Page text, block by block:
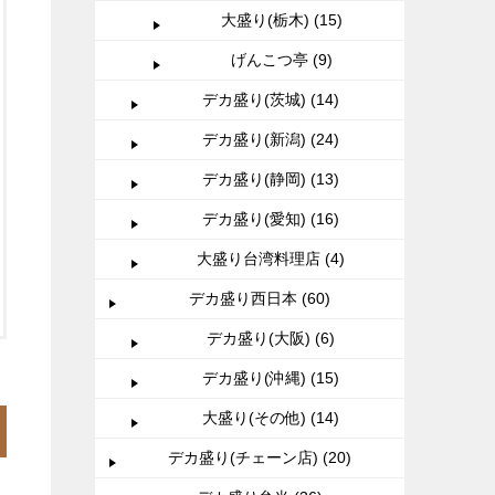
大盛り(栃木) (15)
げんこつ亭 (9)
デカ盛り(茨城) (14)
デカ盛り(新潟) (24)
デカ盛り(静岡) (13)
デカ盛り(愛知) (16)
大盛り台湾料理店 (4)
デカ盛り西日本 (60)
デカ盛り(大阪) (6)
デカ盛り(沖縄) (15)
大盛り(その他) (14)
デカ盛り(チェーン店) (20)